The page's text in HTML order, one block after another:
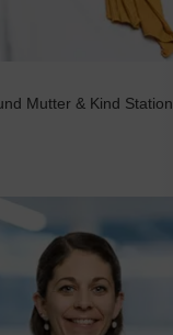
Mutter & Kind Station